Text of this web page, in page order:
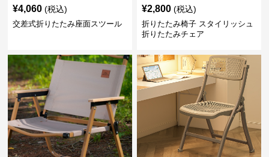
¥4,060 (税込)
交差式折りたたみ座面スツール
¥2,800 (税込)
折りたたみ椅子 スタイリッシュ
折りたたみチェア